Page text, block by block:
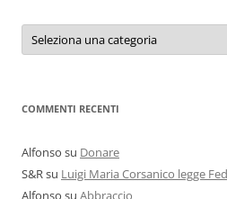
Categorie
autori
COMMENTI RECENTI
Alfonso su Donare
S&Rsu Luigi Maria Corsanico legge